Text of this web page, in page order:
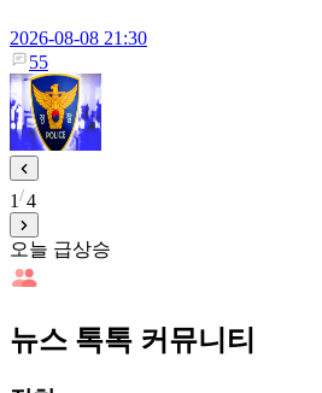
2026-08-08 21:30
55
1 4
오늘 급상승
뉴스 톡톡 커뮤니티